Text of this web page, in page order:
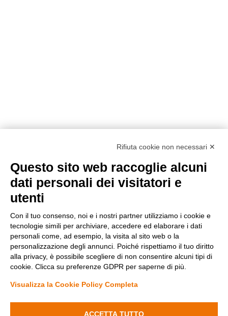
la
Aumenta
la
quantità
Metodi di pagamento
Condizioni di vendita
Privacy Policy
Modifica preferenze Cookie
Rifiuta cookie non necessari ✕
Questo sito web raccoglie alcuni
dati personali dei visitatori e
utenti
Con il tuo consenso, noi e i nostri partner utilizziamo i cookie e
tecnologie simili per archiviare, accedere ed elaborare i dati
personali come, ad esempio, la visita al sito web o la
personalizzazione degli annunci. Poiché rispettiamo il tuo diritto
alla privacy, è possibile scegliere di non consentire alcuni tipi di
cookie. Clicca su preferenze GDPR per saperne di più.
Visualizza la Cookie Policy Completa
ACCETTA TUTTO